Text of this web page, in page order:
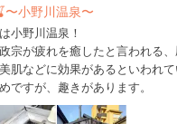
〜小野川温泉〜
小野川温泉！
宗が疲れを癒したと言われる
肌などに効果があるといわれ
ですが、趣きがあります。